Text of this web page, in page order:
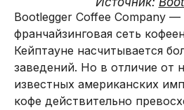
Bootlegger Coffee Company —
франчайзинговая сеть
Кейптауне насчитывается
заведений. Но в отличие от
известных американских
кофе действительно